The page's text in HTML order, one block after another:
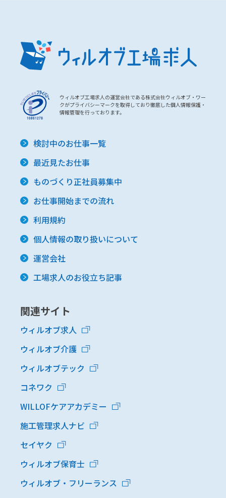
ウィルオブ工場求人の運営会社である株式会社ウィルオブ・ワー
クがプライバシーマークを取得しており徹底した個人情報保護・
情報管理を行っております。
検討中のお仕事一覧
最近見たお仕事
ものづくり正社員募集中
お仕事開始までの流れ
利用規約
個人情報の取り扱いについて
運営会社
工場求人のお役立ち記事
関連サイト
ウィルオブ求人
ウィルオブ介護
ウィルオブテック
コネワク
WILLOFケアアカデミー
施工管理求人ナビ
セイヤク
ウィルオブ保育士
ウィルオブ・フリーランス